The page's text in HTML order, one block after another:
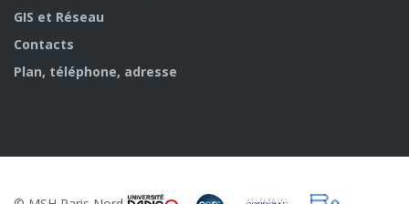
GIS et Réseau
Contacts
Plan, téléphone, adresse